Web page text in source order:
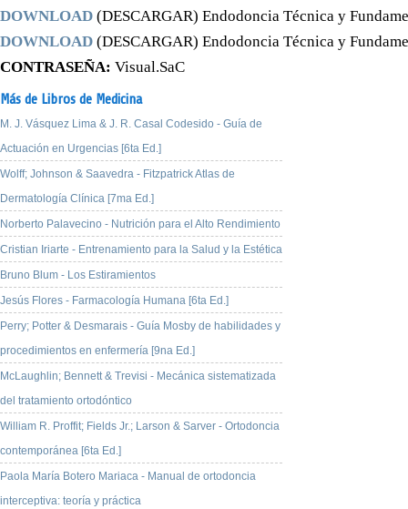
DOWNLOAD (DESCARGAR) Endodoncia Técnica y
DOWNLOAD (DESCARGAR) Endodoncia Técnica y
CONTRASEÑA: Visual.SaC
Más de Libros de Medicina
M. J. Vásquez Lima & J. R. Casal Codesido - Guía de
Actuación en Urgencias [6ta Ed.]
Wolff; Johnson & Saavedra - Fitzpatrick Atlas de
Dermatología Clínica [7ma Ed.]
Norberto Palavecino - Nutrición para el Alto Rendimiento
Cristian Iriarte - Entrenamiento para la Salud y la Estética
Bruno Blum - Los Estiramientos
Jesús Flores - Farmacología Humana [6ta Ed.]
Perry; Potter & Desmarais - Guía Mosby de habilidades y
procedimientos en enfermería [9na Ed.]
McLaughlin; Bennett & Trevisi - Mecánica sistematizada
del tratamiento ortodóntico
William R. Proffit; Fields Jr.; Larson & Sarver - Ortodoncia
contemporánea [6ta Ed.]
Paola María Botero Mariaca - Manual de ortodoncia
interceptiva: teoría y práctica